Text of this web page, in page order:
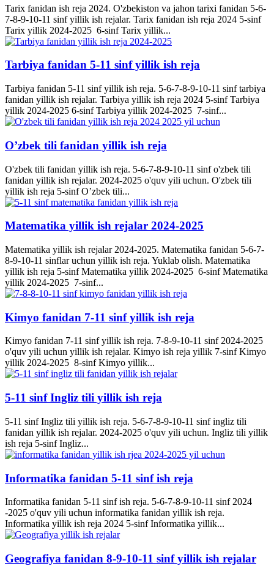
Tarix fanidan ish reja 2024. O'zbekiston va jahon tarixi fanidan 5-6-
7-8-9-10-11 sinf yillik ish rejalar. Tarix fanidan ish reja 2024 5-sinf
Tarix yillik 2024-2025 6-sinf Tarix yillik...
Tarbiya fanidan 5-11 sinf yillik ish reja
Tarbiya fanidan 5-11 sinf yillik ish reja. 5-6-7-8-9-10-11 sinf tarbiya
fanidan yillik ish rejalar. Tarbiya yillik ish reja 2024 5-sinf Tarbiya
yillik 2024-2025 6-sinf Tarbiya yillik 2024-2025 7-sinf...
O’zbek tili fanidan yillik ish reja
O'zbek tili fanidan yillik ish reja. 5-6-7-8-9-10-11 sinf o'zbek tili
fanidan yillik ish rejalar. 2024-2025 o'quv yili uchun. O'zbek tili
yillik ish reja 5-sinf O’zbek tili...
Matematika yillik ish rejalar 2024-2025
Matematika yillik ish rejalar 2024-2025. Matematika fanidan 5-6-7-
8-9-10-11 sinflar uchun yillik ish reja. Yuklab olish. Matematika
yillik ish reja 5-sinf Matematika yillik 2024-2025 6-sinf Matematika
yillik 2024-2025 7-sinf...
Kimyo fanidan 7-11 sinf yillik ish reja
Kimyo fanidan 7-11 sinf yillik ish reja. 7-8-9-10-11 sinf 2024-2025
o'quv yili uchun yillik ish rejalar. Kimyo ish reja yillik 7-sinf Kimyo
yillik 2024-2025 8-sinf Kimyo yillik...
5-11 sinf Ingliz tili yillik ish reja
5-11 sinf Ingliz tili yillik ish reja. 5-6-7-8-9-10-11 sinf ingliz tili
fanidan yillik ish rejalar. 2024-2025 o'quv yili uchun. Ingliz tili yillik
ish reja 5-sinf Ingliz...
Informatika fanidan 5-11 sinf ish reja
Informatika fanidan 5-11 sinf ish reja. 5-6-7-8-9-10-11 sinf 2024
-2025 o'quv yili uchun informatika fanidan yillik ish reja.
Informatika yillik ish reja 2024 5-sinf Informatika yillik...
Geografiya fanidan 8-9-10-11 sinf yillik ish rejalar